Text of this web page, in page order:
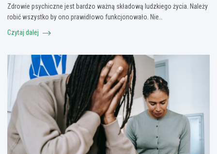
Zdrowie psychiczne jest bardzo ważną składową ludzkiego życia. Należy
robić wszystko by ono prawidłowo funkcjonowało. Nie…
Czytaj dalej